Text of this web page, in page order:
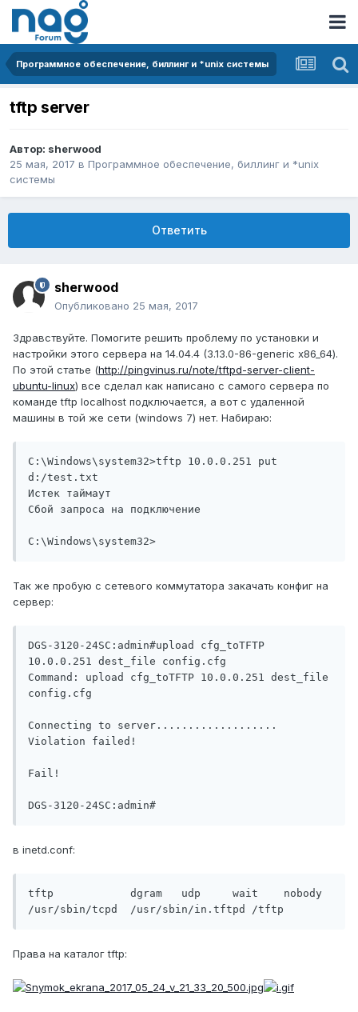
Программное обеспечение, биллинг и *unix системы
tftp server
Автор: sherwood
25 мая, 2017 в Программное обеспечение, биллинг и *unix
системы
Ответить
sherwood
Опубликовано 25 мая, 2017
Здравствуйте. Помогите решить проблему по установки и
настройки этого сервера на 14.04.4 (3.13.0-86-generic x86_64).
По этой статье (http://pingvinus.ru/note/tftpd-server-client-
ubuntu-linux) все сделал как написано с самого сервера по
команде tftp localhost подключается, а вот с удаленной
машины в той же сети (windows 7) нет. Набираю:
C:\Windows\system32>tftp 10.0.0.251 put
d:/test.txt
Истек таймаут
Сбой запроса на подключение
C:\Windows\system32>
Так же пробую с сетевого коммутатора закачать конфиг на
сервер:
DGS-3120-24SC:admin#upload cfg_toTFTP
10.0.0.251 dest_file config.cfg
Command: upload cfg_toTFTP 10.0.0.251 dest_file
config.cfg
Connecting to server...................
Violation failed!
Fail!
DGS-3120-24SC:admin#
в inetd.conf:
tftp		dgram	udp	wait	nobody
/usr/sbin/tcpd	/usr/sbin/in.tftpd /tftp
Права на каталог tftp: